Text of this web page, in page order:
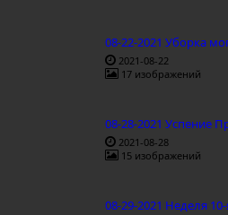
08-22-2021 Уборка
2021-08-22
17 изображений
08-28-2021 Успение
2021-08-28
15 изображений
08-29-2021 Неделя